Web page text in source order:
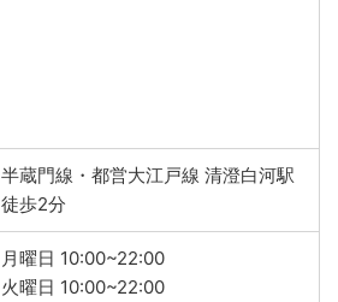
半蔵門線・都営大江戸線 清澄白河駅
徒歩2分
月曜日 10:00~22:00
火曜日 10:00~22:00